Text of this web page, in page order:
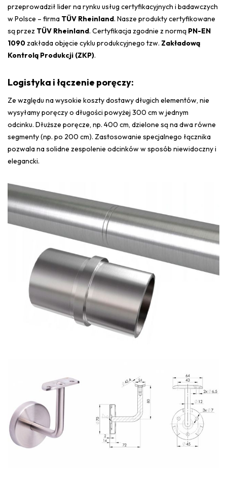
przeprowadził lider na rynku usług certyfikacyjnych i badawczych
w Polsce – firma TÜV Rheinland. Nasze produkty certyfikowane
są przez TÜV Rheinland. Certyfikacja zgodnie z normą PN-EN
1090zakłada objęcie cyklu produkcyjnego tzw. Zakładową
Kontrolą Produkcji (ZKP).
Logistyka i łączenie poręczy:
Ze względu na wysokie koszty dostawy długich elementów, nie
wysyłamy poręczy o długości powyżej 300 cm w jednym
odcinku. Dłuższe poręcze, np. 400 cm, dzielone są na dwa równe
segmenty (np. po 200 cm). Zastosowanie specjalnego łącznika
pozwala na solidne zespolenie odcinków w sposób niewidoczny i
elegancki.